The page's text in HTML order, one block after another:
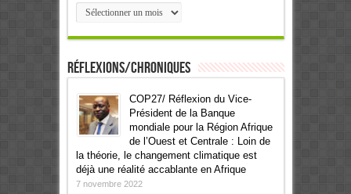
Archives
Réflexions/Chroniques
COP27/ Réflexion du Vice-
Président de la Banque
mondiale pour la Région Afrique
de l’Ouest et Centrale : Loin de
la théorie, le changement climatique est
déjà une réalité accablante en Afrique
7 novembre 2022